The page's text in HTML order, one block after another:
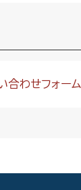
合わせフォーム